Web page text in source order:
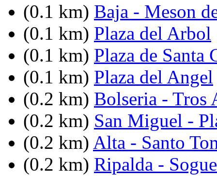
(0.1 km) Baja - Meson
(0.1 km) Plaza del Arbol
(0.1 km) Plaza de Santa
(0.1 km) Plaza del Angel
(0.2 km) Bolseria - Tros
(0.2 km) San Miguel -
(0.2 km) Alta - Santo
(0.2 km) Ripalda -